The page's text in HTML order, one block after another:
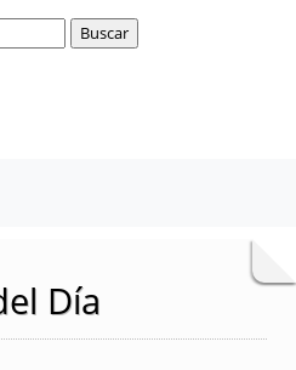
Día